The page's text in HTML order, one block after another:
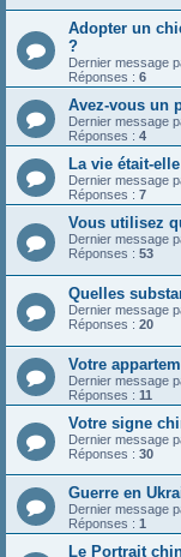
Adopter un
?
Dernier message
Réponses : 6
Avez-vous un
Dernier message
Réponses : 4
La vie était-
Dernier message
Réponses : 7
Vous utilisez
Dernier message
Réponses : 53
Quelles
Dernier message
Réponses : 20
Votre
Dernier message
Réponses : 11
Votre signe
Dernier message
Réponses : 30
Guerre en
Dernier message
Réponses : 1
Le Portrait